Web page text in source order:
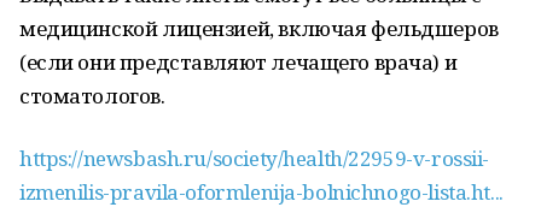
медицинской лицензией, включая фельдшеров
(если они представляют лечащего врача) и
стоматологов.
https://newsbash.ru/society/health/22959-v-rossii-
izmenilis-pravila-oformlenija-bolnichnogo-lista.ht...